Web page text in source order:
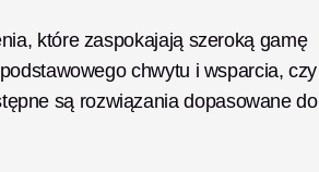
które zaspokajają szeroką gamę
chwytu i wsparcia, czy
są rozwiązania dopasowane do